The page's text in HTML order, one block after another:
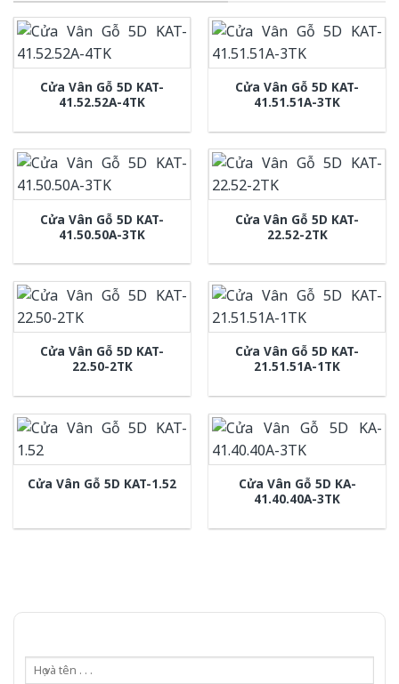
Cửa Vân Gỗ 5D KAT-
41.52.52A-4TK
Cửa Vân Gỗ 5D KAT-
41.51.51A-3TK
Cửa Vân Gỗ 5D KAT-
41.50.50A-3TK
Cửa Vân Gỗ 5D KAT-
22.52-2TK
Cửa Vân Gỗ 5D KAT-
22.50-2TK
Cửa Vân Gỗ 5D KAT-
21.51.51A-1TK
Cửa Vân Gỗ 5D KAT-1.52
Cửa Vân Gỗ 5D KA-
41.40.40A-3TK